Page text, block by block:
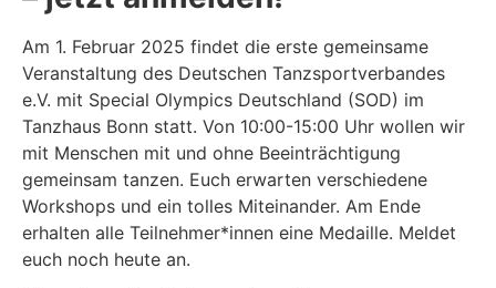
Am 1. Februar 2025 findet die erste gemeinsame
Veranstaltung des Deutschen Tanzsportverbandes
e.V. mit Special Olympics Deutschland (SOD) im
Tanzhaus Bonn statt. Von 10:00-15:00 Uhr wollen wir
mit Menschen mit und ohne Beeinträchtigung
gemeinsam tanzen. Euch erwarten verschiedene
Workshops und ein tolles Miteinander. Am Ende
erhalten alle Teilnehmer*innen eine Medaille. Meldet
euch noch heute an.